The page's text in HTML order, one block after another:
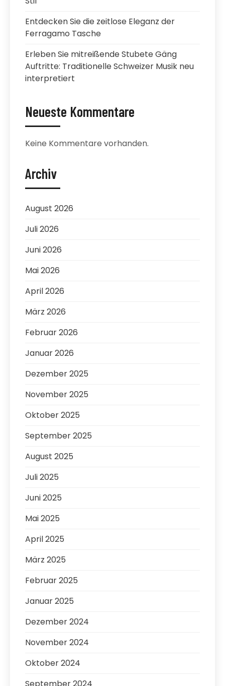
Entdecken Sie die zeitlose Eleganz der
Ferragamo Tasche
Erleben Sie mitreißende Stubete Gäng
Auftritte: Traditionelle Schweizer Musik neu
interpretiert
Neueste Kommentare
Keine Kommentare vorhanden.
Archiv
August 2026
Juli 2026
Juni 2026
Mai 2026
April 2026
März 2026
Februar 2026
Januar 2026
Dezember 2025
November 2025
Oktober 2025
September 2025
August 2025
Juli 2025
Juni 2025
Mai 2025
April 2025
März 2025
Februar 2025
Januar 2025
Dezember 2024
November 2024
Oktober 2024